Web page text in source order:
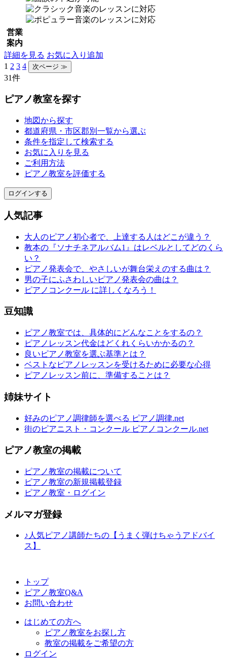
営業
案内
詳細を見る お気に入り追加
1 2 3 4
31件
ピアノ教室を探す
地図から探す
都道府県・市区郡別一覧から選ぶ
条件を指定して検索する
お気に入りを見る
ご利用方法
ピアノ教室を評価する
ログインする
人気記事
大人のピアノ初心者で、上達する人はどこが違う？
教本の『ソナチネアルバム1』はレベルとしてどのくら
い？
ピアノ発表会で、やさしいが舞台栄えのする曲は？
男の子にふさわしいピアノ発表会の曲は？
ピアノコンクール に詳しくなろう！
豆知識
ピアノ教室では、具体的にどんなことをするの？
ピアノレッスン代金はどくれくらいかかるの？
良いピアノ教室を選ぶ基準とは？
ベストなピアノレッスンを受けるために必要な心得
ピアノレッスン前に、準備することは？
姉妹サイト
好みのピアノ調律師を選べる ピアノ調律.net
街のピアニスト・コンクール ピアノコンクール.net
ピアノ教室の掲載
ピアノ教室の掲載について
ピアノ教室の新規掲載登録
ピアノ教室・ログイン
メルマガ登録
♪人気ピアノ講師たちの【うまく弾けちゃうアドバイ
ス】
トップ
ピアノ教室Q&A
お問い合わせ
はじめての方へ
ピアノ教室をお探し方
教室の掲載をご希望の方
ログイン